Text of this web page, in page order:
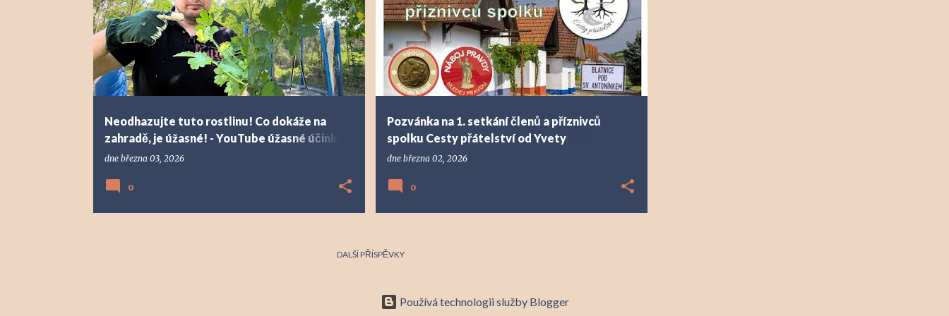
Neodhazujte tuto rostlinu! Co dokáže na
zahradě, je úžasné! - YouTube úžasné účinky
vlaštovičníku
dne března 03, 2026
+
ZAHRADA A PĚSTOVÁNÍ
0
Pozvánka na 1. setkání členů a příznivců
spolku Cesty přátelství od Yvety
Rychtaříkové - YouTube
dne března 02, 2026
0
DALŠÍ PŘÍSPĚVKY
Používá technologii služby Blogger